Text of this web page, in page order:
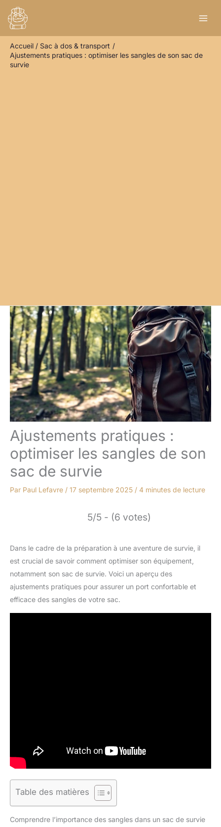
contenu
Accueil
Sac à dos & transport
Ajustements pratiques : optimiser les sangles de son sac de
survie
Ajustements pratiques :
optimiser les sangles de son
sac de survie
Par Paul Lefavre / 17 septembre 2025 / 4 minutes de lecture
5/5 - (6 votes)
Dans le cadre de la préparation à une aventure de survie, il
est crucial de savoir comment optimiser son équipement,
notamment son sac de survie. Voici un aperçu des
ajustements pratiques pour assurer un port confortable et
efficace des sangles de votre sac.
Table des matières
Comprendre l’importance des sangles dans un sac de survie
e
h
e